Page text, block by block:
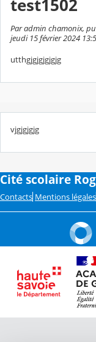
test1502
Par admin chamonix,
jeudi 15 février 2024
utthgjgjgjgjgjg
vjgjgjgjg
Cité scolaire
Contacts Mentions légales